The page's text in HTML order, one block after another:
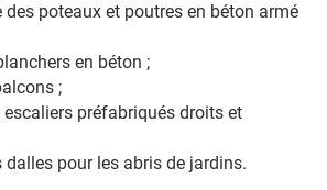
des poteaux et poutres en béton armé
en béton ;
;
escaliers préfabriqués droits et
dalles pour les abris de jardins.